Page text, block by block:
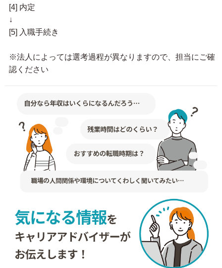
[4] 内定
↓
[5] 入職手続き
※法人によっては選考過程が異なりますので、担当にご確
認ください